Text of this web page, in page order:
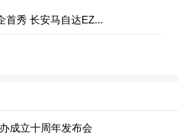
首秀 长安马自达EZ...
成立十周年发布会